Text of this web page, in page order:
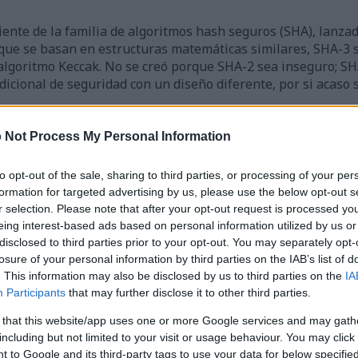
Not Process My Personal Information
opt-out of the sale, sharing to third parties, or processing of your
for targeted advertising by us, please use the below opt-out
selection. Please note that after your opt-out request is processed
interest-based ads based on personal information utilized by us
to third parties prior to your opt-out. You may separately
of your personal information by third parties on the IAB’s list of
This information may also be disclosed by us to third parties on the
Participants that may further disclose it to other third parties.
that this website/app uses one or more Google services and may
but not limited to your visit or usage behaviour. You may
to Google and its third-party tags to use your data for below
de la familia de algoritmos hash seguros (SHA),
se basan en estructuras matemáticas similares, SHA-3
Keccak. No se creó porque SHA-2 sea inseguro;
de seguridad con un diseño diferente, por si
la implementación específica de la función hash utilizada
programación PHP. Sólo hice la interfaz web para ponerla
cargados a través de este formulario sólo se conservarán en
hash solicitado. Se eliminarán inmediatamente antes de que
de archivos